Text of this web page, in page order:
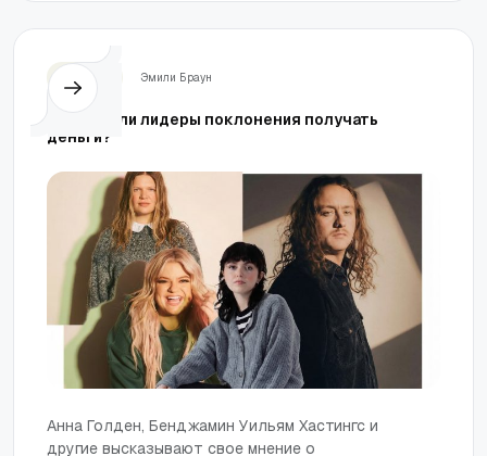
Эмили Браун
Должны ли лидеры поклонения получать
деньги?
Анна Голден, Бенджамин Уильям Хастингс и
другие высказывают свое мнение о